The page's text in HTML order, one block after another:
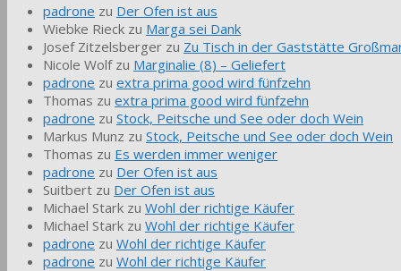
padrone zu Der Ofen ist aus
Wiebke Rieck zu Marga sei Dank
Josef Zitzelsberger zu Zu Tisch in der Gaststätte
Nicole Wolfzu Marginalie (8) – Geliefert
padrone zu extra prima good wird fünfzehn
Thomas zu extra prima good wird fünfzehn
padrone zu Stock, Peitsche und See oder doch Wein
Markus Munz zu Stock, Peitsche und See oder doch Wein
Thomas zu Es werden immer weniger
padrone zu Der Ofen ist aus
Suitbert zu Der Ofen ist aus
Michael Stark zu Wohl der richtige Käufer
Michael Stark zu Wohl der richtige Käufer
padrone zu Wohl der richtige Käufer
padrone zu Wohl der richtige Käufer